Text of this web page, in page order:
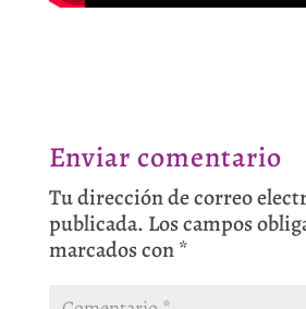
Enviar comentario
Tu dirección de correo
publicada. Los campos
marcados con*